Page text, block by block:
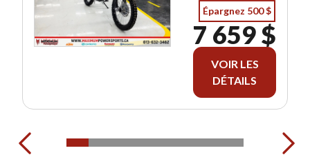
Épargnez 500 $
7 659 $
VOIR LES
DÉTAILS